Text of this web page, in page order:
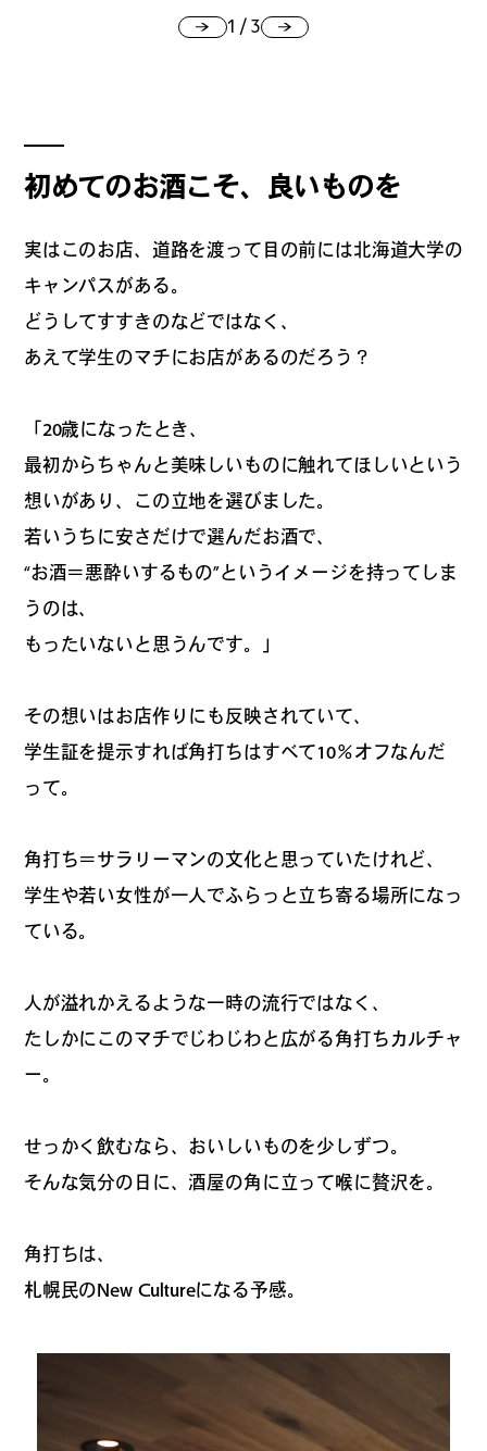
1 / 3
初めてのお酒こそ、良いものを
実はこのお店、道路を渡って目の前には北海道大学の
キャンパスがある。
どうしてすすきのなどではなく、
あえて学生のマチにお店があるのだろう？
「20歳になったとき、
最初からちゃんと美味しいものに触れてほしいという
想いがあり、この立地を選びました。
若いうちに安さだけで選んだお酒で、
“お酒＝悪酔いするもの”というイメージを持ってしま
うのは、
もったいないと思うんです。」
その想いはお店作りにも反映されていて、
学生証を提示すれば角打ちはすべて10％オフなんだ
って。
角打ち＝サラリーマンの文化と思っていたけれど、
学生や若い女性が一人でふらっと立ち寄る場所になっ
ている。
人が溢れかえるような一時の流行ではなく、
たしかにこのマチでじわじわと広がる角打ちカルチャ
ー。
せっかく飲むなら、おいしいものを少しずつ。
そんな気分の日に、酒屋の角に立って喉に贅沢を。
角打ちは、
札幌民のNew Cultureになる予感。